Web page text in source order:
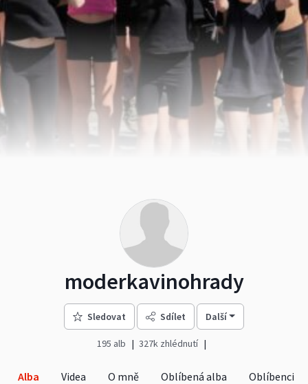
moderkavinohrady
Sledovat Sdílet Další
195 alb 327k zhlédnutí
Alba Videa O mně Oblíbená alba Oblíbenci